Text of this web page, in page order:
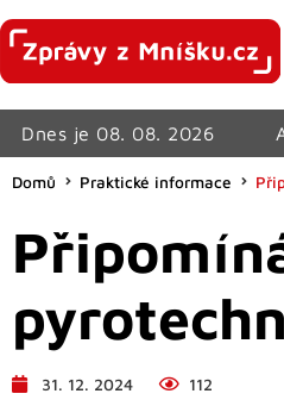
Dnes je 08. 08. 2026
Domů Praktické informace
31. 12. 2024 112